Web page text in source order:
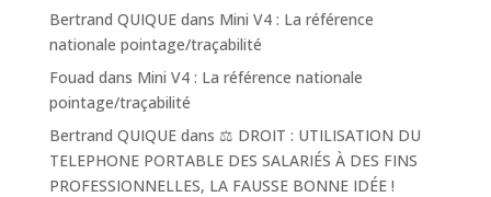
Bertrand QUIQUEdans Mini V4 : La référence
nationale pointage/traçabilité
Fouad dans Mini V4 : La référence nationale
pointage/traçabilité
Bertrand QUIQUEdans ⚖ DROIT : UTILISATION DU
TELEPHONE PORTABLE DES SALARIÉS À DES FINS
PROFESSIONNELLES, LA FAUSSE BONNE IDÉE !